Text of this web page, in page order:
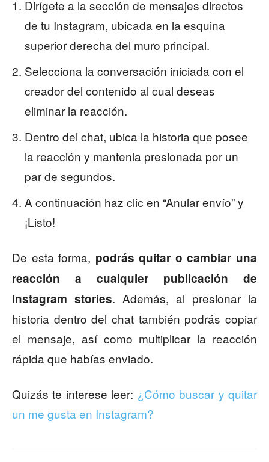
Dirígete a la sección de mensajes directos
de tu Instagram, ubicada en la esquina
superior derecha del muro principal.
Selecciona la conversación iniciada con el
creador del contenido al cual deseas
eliminar la reacción.
Dentro del chat, ubica la historia que posee
la reacción y mantenla presionada por un
par de segundos.
A continuación haz clic en “Anular envío” y
¡Listo!
De esta forma, podrás quitar o cambiar una
reacción a cualquier publicación de
Instagram stories. Además, al presionar la
historia dentro del chat también podrás copiar
el mensaje, así como multiplicar la reacción
rápida que habías enviado.
Quizás te interese leer: ¿Cómo buscar y quitar
un me gusta en Instagram?